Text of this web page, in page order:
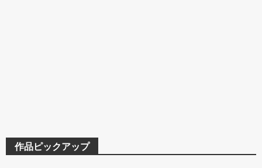
作品ピックアップ